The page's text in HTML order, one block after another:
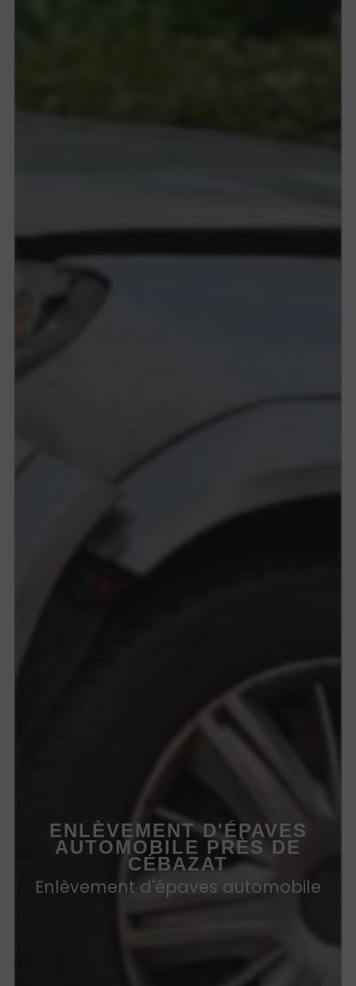
ENLÈVEMENT D'ÉPAVES
AUTOMOBILE PRÈS DE
CÉBAZAT
Enlèvement d'épaves automobile